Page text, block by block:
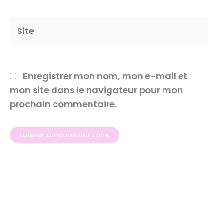
Enregistrer mon nom, mon e-mail et
mon site dans le navigateur pour mon
prochain commentaire.